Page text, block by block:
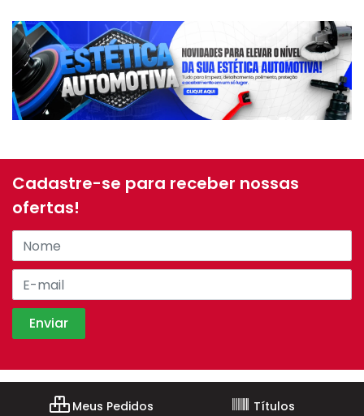
Cadastre-se para receber nossas
ofertas!
Meus Pedidos
Títulos